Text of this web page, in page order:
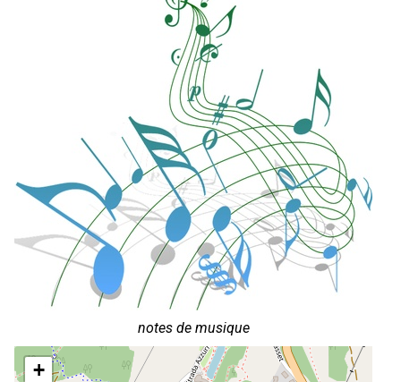
notes de musique
+